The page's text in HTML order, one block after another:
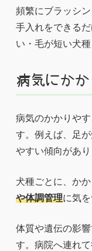
頻繁にブラッシ
手入れをできる
い・毛が短い犬
病気にか
病気のかかりや
す。例えば、足
やすい傾向があり
犬種ごとに、か
や体調管理に気を
体質や遺伝の影
す。病院へ連れ